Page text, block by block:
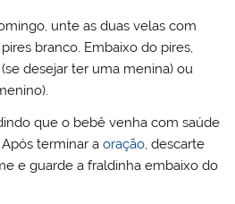
unte as duas velas com
branco. Embaixo do pires,
desejar ter uma menina) ou
que o bebê venha com saúde
Após terminar aoração, descarte
e guarde a fraldinha embaixo do